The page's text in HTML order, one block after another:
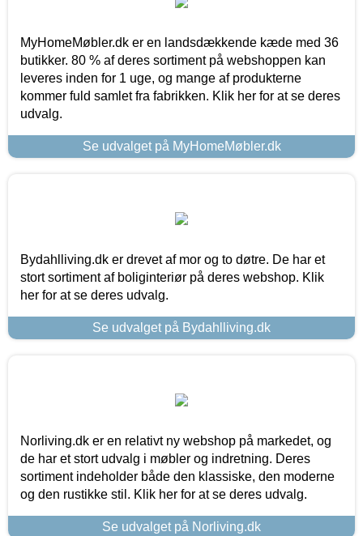
MyHomeMøbler.dk er en landsdækkende kæde med 36
butikker. 80 % af deres sortiment på webshoppen kan
leveres inden for 1 uge, og mange af produkterne
kommer fuld samlet fra fabrikken. Klik her for at se deres
udvalg.
Se udvalget på MyHomeMøbler.dk
Bydahlliving.dk er drevet af mor og to døtre. De har et
stort sortiment af boliginteriør på deres webshop. Klik
her for at se deres udvalg.
Se udvalget på Bydahlliving.dk
Norliving.dk er en relativt ny webshop på markedet, og
de har et stort udvalg i møbler og indretning. Deres
sortiment indeholder både den klassiske, den moderne
og den rustikke stil. Klik her for at se deres udvalg.
Se udvalget på Norliving.dk